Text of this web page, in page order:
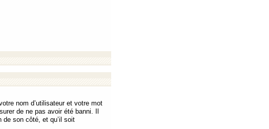
nom d’utilisateur et votre mot
de ne pas avoir été banni. Il
de son côté, et qu’il soit